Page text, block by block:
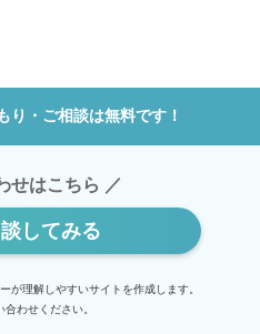
り・ご相談は無料です！
せはこちら ／
してみる
が理解しやすいサイトを作成します。
合わせください。